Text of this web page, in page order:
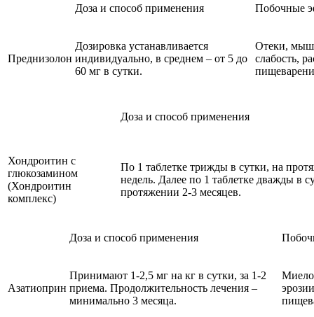
Доза и способ применения Побочные
Преднизолон
Дозировка устанавливается
индивидуально, в среднем – от 5 до
60 мг в сутки.
Отеки,
слабость,
Доза и способ применения
Хондроитин с
глюкозамином
(Хондроитин
комплекс)
По 1 таблетке трижды в сутки, на
недель. Далее по 1 таблетке дважды в
протяжении 2-3 месяцев.
Доза и способ применения
Азатиоприн
Принимают 1-2,5 мг на кг в сутки, за 1-2
приема. Продолжительность лечения –
минимально 3 месяца.